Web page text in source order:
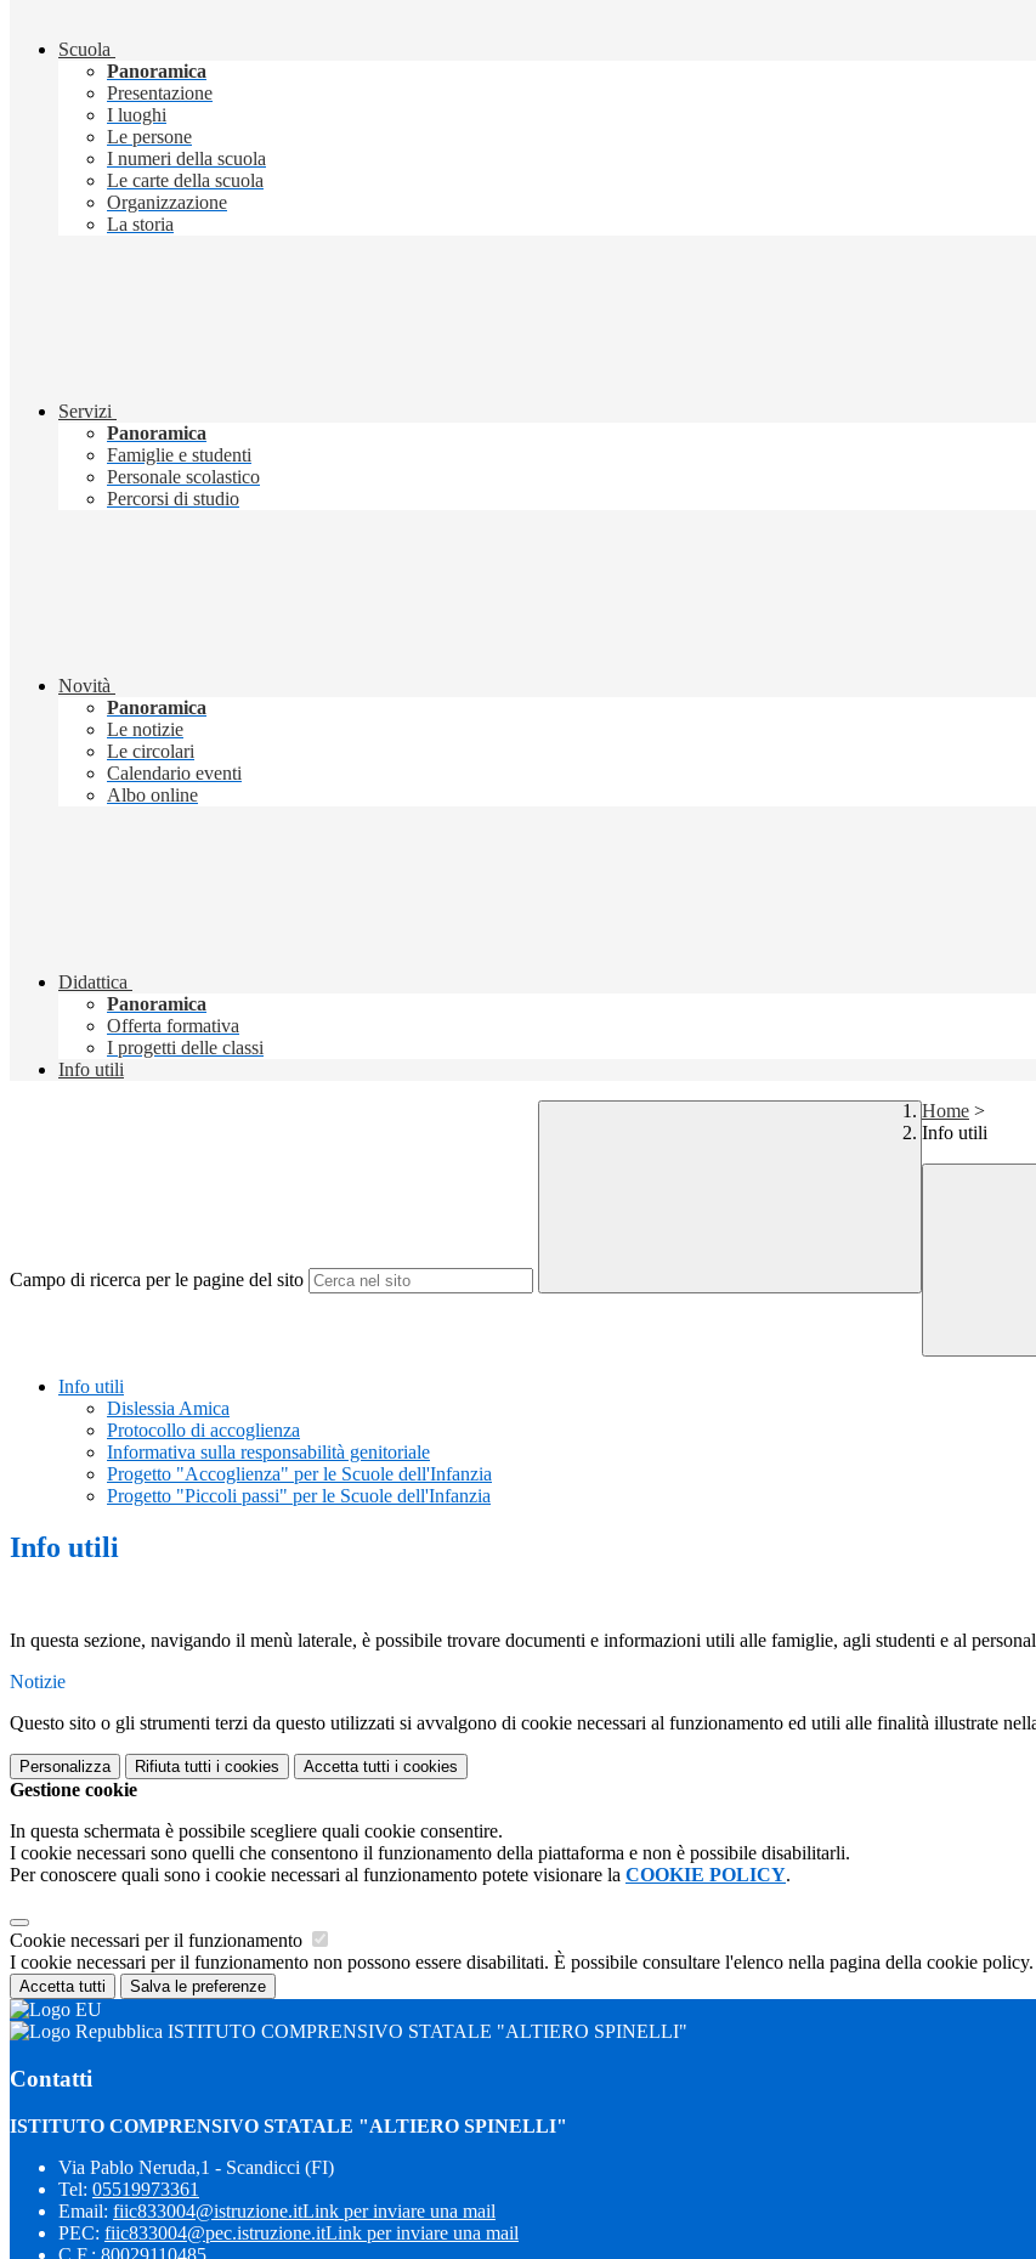
Scuola
Panoramica
Presentazione
I luoghi
Le persone
I numeri della scuola
Le carte della scuola
Organizzazione
La storia
Servizi
Panoramica
Famiglie e studenti
Personale scolastico
Percorsi di studio
Novità
Panoramica
Le notizie
Le circolari
Calendario eventi
Albo online
Didattica
Panoramica
Offerta formativa
I progetti delle classi
Info utili
Campo di ricerca per le pagine del sito
Home >
Info utili
Info utili
Dislessia Amica
Protocollo di accoglienza
Informativa sulla responsabilità genitoriale
Progetto "Accoglienza" per le Scuole dell'Infanzia
Progetto "Piccoli passi" per le Scuole dell'Infanzia
Info utili
In questa sezione, navigando il menù laterale, è possibile trovare documenti e informazioni utili alle famiglie, agli studenti e al
Notizie
Questo sito o gli strumenti terzi da questo utilizzati si avvalgono di cookie necessari al funzionamento ed utili alle finalità illustrate
Personalizza Rifiuta tutti i cookies Accetta tutti i cookies
Gestione cookie
In questa schermata è possibile scegliere quali cookie consentire.
I cookie necessari sono quelli che consentono il funzionamento della piattaforma e non è possibile disabilitarli.
Per conoscere quali sono i cookie necessari al funzionamento potete visionare la COOKIE POLICY.
Cookie necessari per il funzionamento
I cookie necessari per il funzionamento non possono essere disabilitati. È possibile consultare l'elenco nella pagina della cookie policy.
Accetta tutti Salva le preferenze
ISTITUTO COMPRENSIVO STATALE "ALTIERO SPINELLI"
Contatti
ISTITUTO COMPRENSIVO STATALE "ALTIERO SPINELLI"
Via Pablo Neruda,1 - Scandicci (FI)
Tel: 05519973361
Email: fiic833004@istruzione.itLink per inviare una mail
PEC: fiic833004@pec.istruzione.itLink per inviare una mail
C.F.: 80029110485